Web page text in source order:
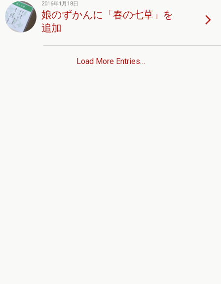
2016年1月18日
娘のずかんに「春の七草」を
追加
Load More Entries…